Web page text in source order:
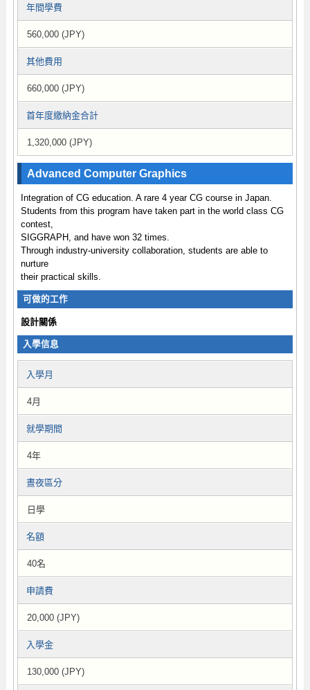
年間學費
560,000 (JPY)
其他費用
660,000 (JPY)
首年度繳納金合計
1,320,000 (JPY)
Advanced Computer Graphics
Integration of CG education. A rare 4 year CG course in Japan.
Students from this program have taken part in the world class CG
contest,
SIGGRAPH, and have won 32 times.
Through industry-university collaboration, students are able to
nurture
their practical skills.
可做的工作
設計關係
入學信息
入學月
4月
就學期間
4年
晝夜區分
日學
名額
40名
申請費
20,000 (JPY)
入學金
130,000 (JPY)